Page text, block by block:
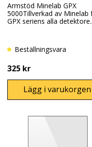
Armstöd Minelab GPX
5000Tillverkad av Minelab
GPX seriens alla
Beställningsvara
325 kr
Lägg i varukorgen